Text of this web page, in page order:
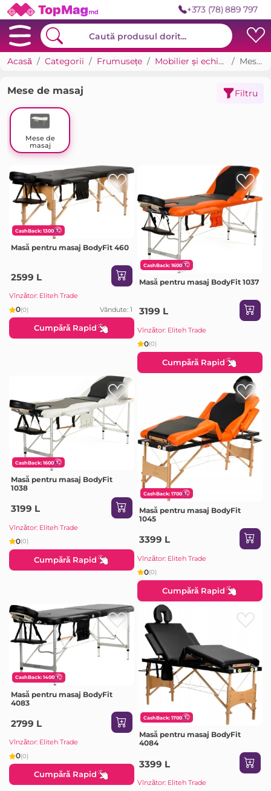
+373 (78) 889 797
Acasă Categorii Frumusețe Mobilier și echipamente pentru saloane Mese de masaj
Mese de masaj Filtru
Mese de
masaj
CashBack: 1300
Masă pentru masaj BodyFit 460
2599 L
Vînzător: Eliteh Trade
0(0) Vândute: 1
Cumpără Rapid
CashBack: 1600
Masă pentru masaj BodyFit 1037
3199 L
Vînzător: Eliteh Trade
0(0)
Cumpără Rapid
CashBack: 1600
Masă pentru masaj BodyFit
1038
3199 L
Vînzător: Eliteh Trade
0(0)
Cumpără Rapid
CashBack: 1700
Masă pentru masaj BodyFit
1045
3399 L
Vînzător: Eliteh Trade
0(0)
Cumpără Rapid
CashBack: 1400
Masă pentru masaj BodyFit
4083
2799 L
Vînzător: Eliteh Trade
0(0)
Cumpără Rapid
CashBack: 1700
Masă pentru masaj BodyFit
4084
3399 L
Vînzător: Eliteh Trade